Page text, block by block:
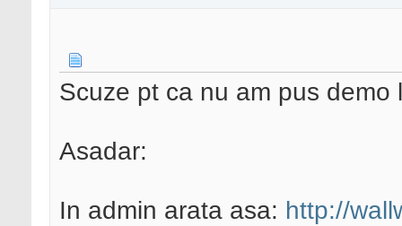
global$post;
$args
$args
] = (
Scuze pt ca nu am pus demo
Asadar:
In admin arata asa: http://